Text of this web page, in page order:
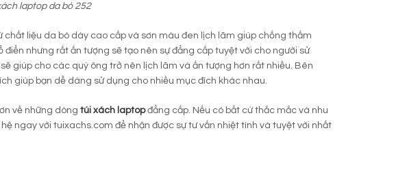
laptop da bò 252
chất liệu da bò dày cao cấp và sơn màu đen lịch lãm giúp chống thấm
nhưng rất ấn tượng sẽ tạo nên sự đẳng cấp tuyệt vời cho người sử
giúp cho các quý ông trở nên lịch lãm và ấn tượng hơn rất nhiều. Bên
giúp bạn dễ dàng sử dụng cho nhiều mục đích khác nhau.
về những dòng túi xách laptopđẳng cấp. Nếu có bất cứ thắc mắc và nhu
ngay với tuixachs.com để nhận được sự tư vấn nhiệt tình và tuyệt vời nhất